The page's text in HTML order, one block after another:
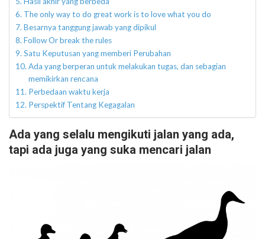
The only way to do great work is to love what you do
Besarnya tanggung jawab yang dipikul
Follow Or break the rules
Satu Keputusan yang memberi Perubahan
Ada yang berperan untuk melakukan tugas, dan sebagian
memikirkan rencana
Perbedaan waktu kerja
Perspektif Tentang Kegagalan
Ada yang selalu mengikuti jalan yang ada,
tapi ada juga yang suka mencari jalan